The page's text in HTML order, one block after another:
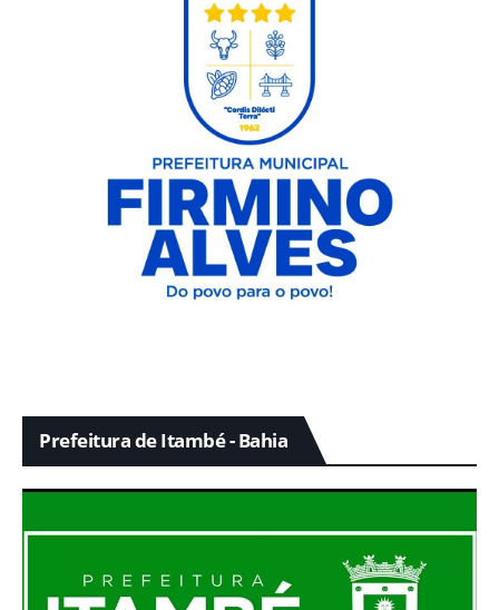
Prefeitura de Itambé - Bahia